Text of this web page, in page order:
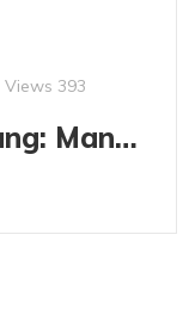
Views 393
Rahasia Nenek Moyang: Manfaat Minyak Telon untuk Si Kecil